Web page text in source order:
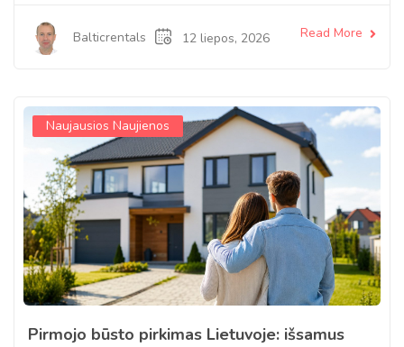
Balticrentals 12 liepos, 2026 Read More
Naujausios Naujienos
Pirmojo būsto pirkimas Lietuvoje: išsamus